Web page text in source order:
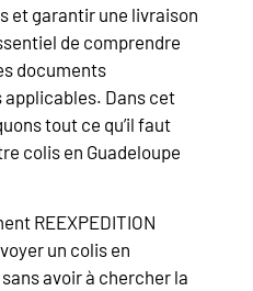
et garantir une livraison
de comprendre
documents
Dans cet
tout ce qu’il faut
colis en Guadeloupe
REEXPEDITION
un colis en
avoir à chercher la